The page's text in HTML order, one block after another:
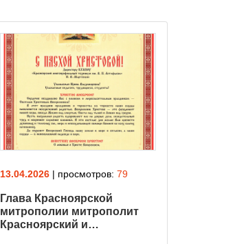
13.04.2026 | просмотров: 79
Глава Красноярской
митрополии митрополит
Красноярский и…